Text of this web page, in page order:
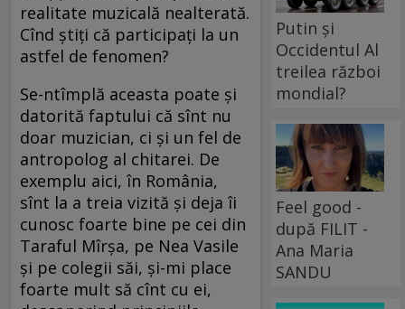
realitate muzicală nealterată.
Cînd ştiţi că participaţi la un
astfel de fenomen?
Se-ntîmplă aceasta poate şi
datorită faptului că sînt nu
doar muzician, ci şi un fel de
antropolog al chitarei. De
exemplu aici, în România,
sînt la a treia vizită şi deja îi
cunosc foarte bine pe cei din
Taraful Mîrşa, pe Nea Vasile
şi pe colegii săi, şi-mi place
foarte mult să cînt cu ei,
Putin și
Occidentul Al
treilea război
mondial?
Feel good -
după FILIT -
Ana Maria
SANDU